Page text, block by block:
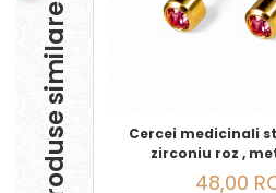
Produse similare
Cercei medicinali
zirconiu roz ,
48,00